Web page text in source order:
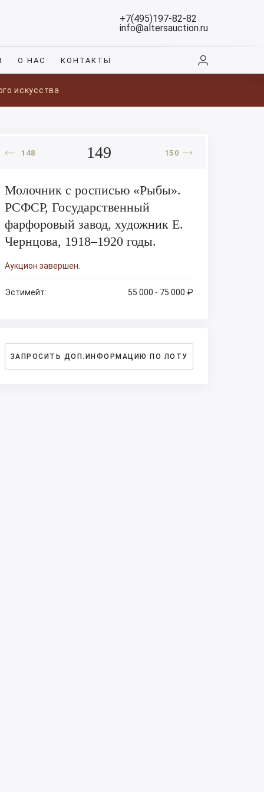
+7(495)197-82-82
info@altersauction.ru
О НАС КОНТАКТЫ
искусства
148 149 150
Молочник с росписью «Рыбы».
РСФСР, Государственный
фарфоровый завод, художник Е.
Чернцова, 1918–1920 годы.
Аукцион завершен.
Эстимейт: 55 000 - 75 000 ₽
ЗАПРОСИТЬ ДОП.ИНФОРМАЦИЮ ПО ЛОТУ